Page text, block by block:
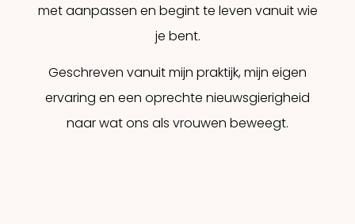
met aanpassen en begint te leven vanuit wie
je bent.
Geschreven vanuit mijn praktijk, mijn eigen
ervaring en een oprechte nieuwsgierigheid
naar wat ons als vrouwen beweegt.